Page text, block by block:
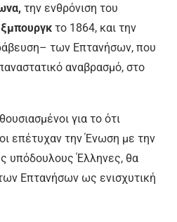
την ενθρόνιση του
το 1864, και την
των Επτανήσων, που
αναβρασμό, στο
για το ότι
επέτυχαν την Ένωση με την
υπόδουλους Έλληνες, θα
Επτανήσων ως ενισχυτική